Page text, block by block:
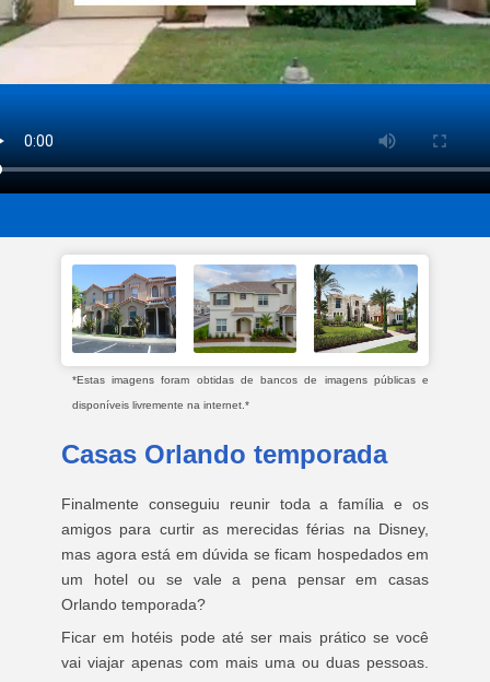
*Estas imagens foram obtidas de bancos de imagens públicas e
disponíveis livremente na internet.*
Casas Orlando temporada
Finalmente conseguiu reunir toda a família e os
amigos para curtir as merecidas férias na Disney,
mas agora está em dúvida se ficam hospedados em
um hotel ou se vale a pena pensar em casas
Orlando temporada?
Ficar em hotéis pode até ser mais prático se você
vai viajar apenas com mais uma ou duas pessoas.